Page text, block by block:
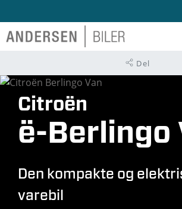
Del
Citroën
ë-Berlingo
Den kompakte og
varebil